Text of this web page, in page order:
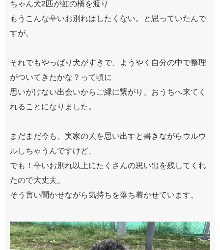
ちゃん犬2匹が虹の橋を渡り
もうこんな辛いお別れはしたくない。と思っていたんで
すが、
それでもやっぱり犬がすきで、ようやく自分の中で整理
がついてきたかな？って頃に
思いがけない出会いからご縁に繋がり、おうちへ来てく
れることになりました。
まだまだ今も、実家の犬を思い出すと書きながらウルウ
ルしちゃうんですけど、
でも！辛いお別れ以上にたくさんの思い出を残してくれ
たので大丈夫。
そう言い聞かせながら気持ちを落ち着かせています。